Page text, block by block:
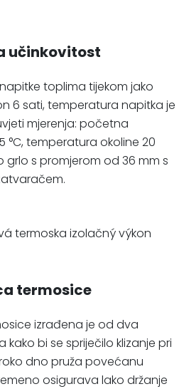
učinkovitost
toplima tijekom jako
6 sati, temperatura napitka je
mjerenja: početna
temperatura okoline 20
grlo s promjerom od 36 mm s
termosice
izrađena je od dva
bi se spriječilo klizanje pri
dno pruža povećanu
osigurava lako držanje